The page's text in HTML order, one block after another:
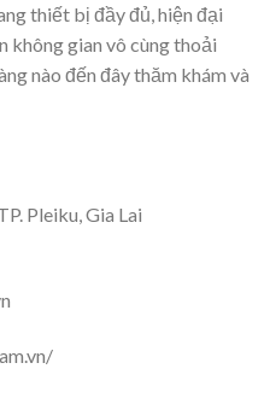
thiết bị đầy đủ, hiện đại
không gian vô cùng thoải
nào đến đây thăm khám và
Pleiku, Gia Lai